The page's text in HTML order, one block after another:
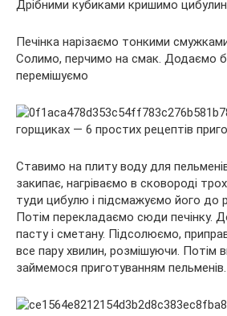
Дрібними кубиками кришимо
Печінка нарізаємо тонкими
Солимо, перчимо на смак. Додаємо
перемішуємо
Ставимо на плиту воду для
закипає, нагріваємо в сковороді
туди цибулю і підсмажуємо його до
Потім перекладаємо сюди печінку.
пасту і сметану. Підсолюємо,
все пару хвилин, розмішуючи. Потім
займемося приготуванням пельменів.